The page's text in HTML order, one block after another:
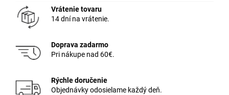
Vrátenie tovaru
14 dní na vrátenie.
Doprava zadarmo
Pri nákupe nad 60€.
Rýchle doručenie
Objednávky odosielame každý deň.